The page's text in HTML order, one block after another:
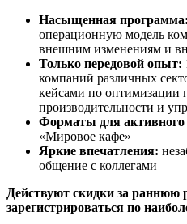
Насыщенная программа:
операционную модель
внешним изменениям и
Только передовой опыт:
компаний различных
кейсами по
производительности и
Форматы для активного
«Мировое кафе»
Яркие впечатления:
общение с коллегами
Действуют скидки за раннюю
зарегистрироваться по